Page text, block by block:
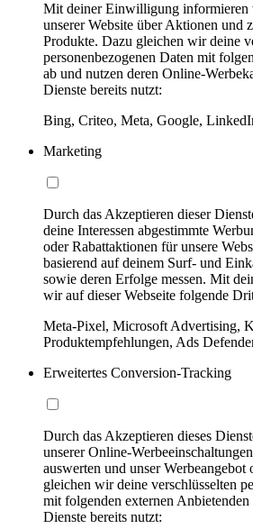
Mit deiner Einwilligung informieren
unserer Website über Aktionen und
Produkte. Dazu gleichen wir deine
personenbezogenen Daten mit
ab und nutzen deren Online-
Dienste bereits nutzt:
Bing, Criteo, Meta, Google,
Marketing
Durch das Akzeptieren dieser
deine Interessen abgestimmte
oder Rabattaktionen für unsere
basierend auf deinem Surf- und
sowie deren Erfolge messen. Mit
wir auf dieser Webseite folgende
Meta-Pixel, Microsoft Advertising,
Produktempfehlungen, Ads
Erweitertes Conversion-Tracking
Durch das Akzeptieren dieses
unserer Online-
auswerten und unser Werbeangebot
gleichen wir deine verschlüsselten
mit folgenden externen Anbietenden
Dienste bereits nutzt: